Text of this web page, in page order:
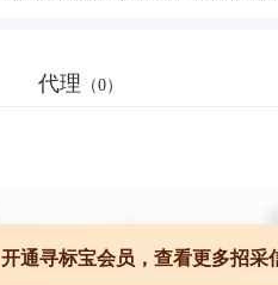
代理 （0）
开通寻标宝会员，查看更多招采